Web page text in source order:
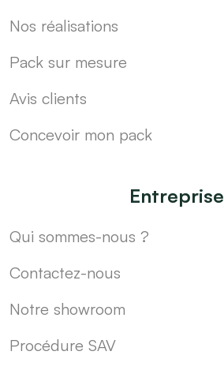
Nos réalisations
Pack sur mesure
Avis clients
Concevoir mon pack
Entreprise
Qui sommes-nous ?
Contactez-nous
Notre showroom
Procédure SAV